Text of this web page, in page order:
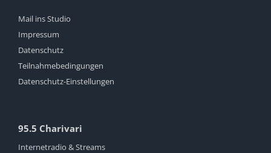
Mail ins Studio
Impressum
Datenschutz
Teilnahmebedingungen
Datenschutz-Einstellungen
95.5 Charivari
Internetradio & Streams